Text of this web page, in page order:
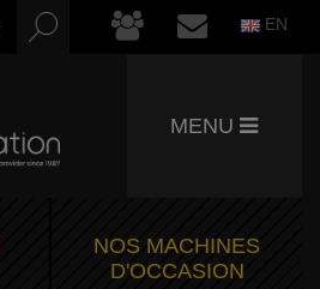
EN
MENU
NOS MACHINES
D'OCCASION